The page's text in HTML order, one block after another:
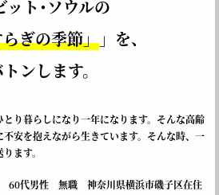
ット･ソウルの
ぎの季節」 」を、
ンします。
り暮らしになり一年になります。そんな高齢
安を抱えながら生きています。そんな時、一
ます。
60代男性 無職 神奈川県横浜市磯子区在住